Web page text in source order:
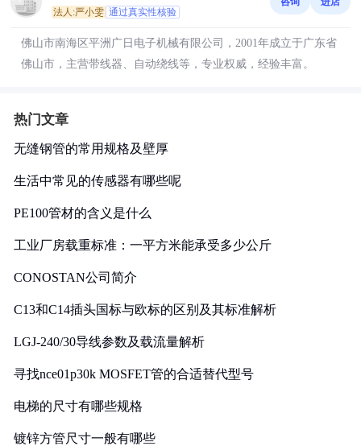
公司
法人:严小雯 通过真实性核验
佛山市南海区平洲广日电子机械有限公司，2001年成立于广东省
佛山市，主营带线器、自动绕线等，专业权威，经验丰富。
热门文章
无缝钢管的常用规格及壁厚
生活中常见的传感器有哪些呢
PE100管材的含义是什么
工业厂房载重标准：一平方米能承受多少公斤
CONOSTAN公司简介
C13和C14插头国标与欧标的区别及其标准解析
LGJ-240/30导线参数及载流量解析
寻找nce01p30k MOSFET管的合适替代型号
电梯的尺寸有哪些规格
镀锌方管尺寸一般有哪些